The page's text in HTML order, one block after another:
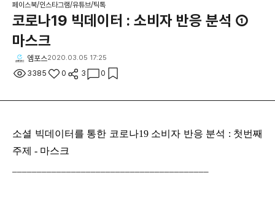
페이스북/인스타그램/유튜브/틱톡
코로나19 빅데이터 : 소비자 반응 분석 ①
마스크
엠포스2020.03.05 17:25
3385 0 3 0
소셜 빅데이터를 통한 코로나19 소비자 반응 분석 : 첫번째
주제 - 마스크